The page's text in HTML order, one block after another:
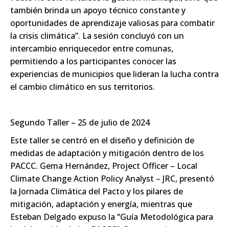
también brinda un apoyo técnico constante y
oportunidades de aprendizaje valiosas para combatir
la crisis climática”. La sesión concluyó con un
intercambio enriquecedor entre comunas,
permitiendo a los participantes conocer las
experiencias de municipios que lideran la lucha contra
el cambio climático en sus territorios.
Segundo Taller – 25 de julio de 2024
Este taller se centró en el diseño y definición de
medidas de adaptación y mitigación dentro de los
PACCC. Gema Hernández, Project Officer – Local
Climate Change Action Policy Analyst – JRC, presentó
la Jornada Climática del Pacto y los pilares de
mitigación, adaptación y energía, mientras que
Esteban Delgado expuso la “Guía Metodológica para